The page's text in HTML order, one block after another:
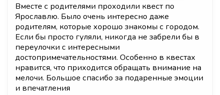
Вместе с родителями проходили квест по
Ярославлю. Было очень интересно даже
родителям, которые хорошо знакомы с городом.
Если бы просто гуляли, никогда не забрели бы в
переулочки с интересными
достопримечательностями. Особенно в квестах
нравится, что приходится обращать внимание на
мелочи. Большое спасибо за подаренные эмоции
и впечатления